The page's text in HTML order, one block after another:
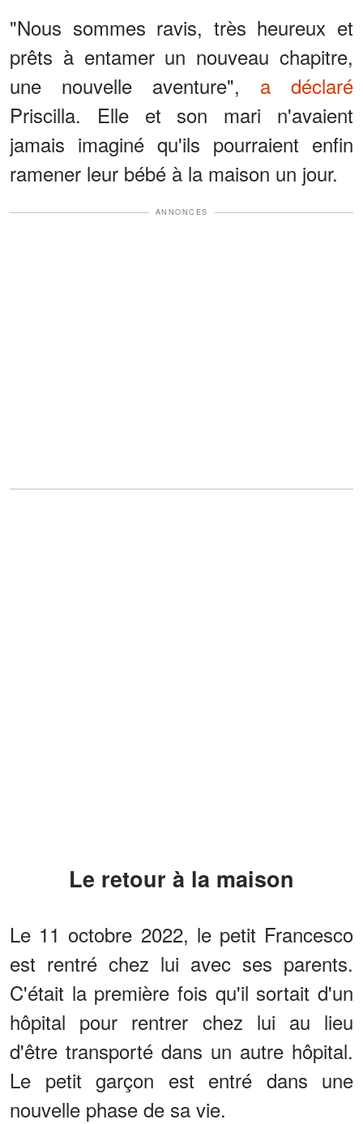
"Nous sommes ravis, très heureux et
prêts à entamer un nouveau chapitre,
une nouvelle aventure", a déclaré
Priscilla. Elle et son mari n'avaient
jamais imaginé qu'ils pourraient enfin
ramener leur bébé à la maison un jour.
ANNONCES
Le retour à la maison
Le 11 octobre 2022, le petit Francesco
est rentré chez lui avec ses parents.
C'était la première fois qu'il sortait d'un
hôpital pour rentrer chez lui au lieu
d'être transporté dans un autre hôpital.
Le petit garçon est entré dans une
nouvelle phase de sa vie.